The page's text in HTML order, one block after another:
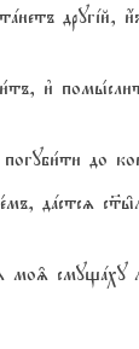
другjй,
и3
погуби1ти до
дaстсz
мо‰